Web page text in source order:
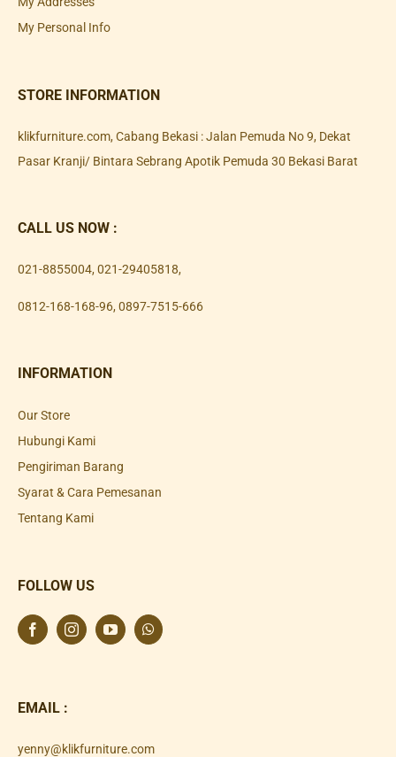
My Personal Info
STORE INFORMATION
klikfurniture.com, Cabang Bekasi : Jalan Pemuda No 9, Dekat
Pasar Kranji/ Bintara Sebrang Apotik Pemuda 30 Bekasi Barat
CALL US NOW :
021-8855004, 021-29405818,
0812-168-168-96, 0897-7515-666
INFORMATION
Our Store
Hubungi Kami
Pengiriman Barang
Syarat & Cara Pemesanan
Tentang Kami
FOLLOW US
EMAIL :
yenny@klikfurniture.com